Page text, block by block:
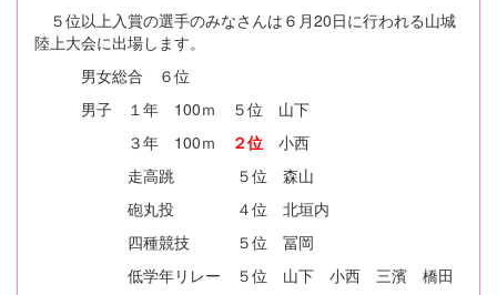
５位以上入賞の選手のみなさんは６月20日に行われる山城
陸上大会に出場します。
男女総合 ６位
男子 １年 100ｍ ５位 山下
３年 100ｍ
２位 小西
走高跳 ５位 森山
砲丸投 ４位 北垣内
四種競技 ５位 冨岡
低学年リレー ５位 山下 小西 三濱 橋田